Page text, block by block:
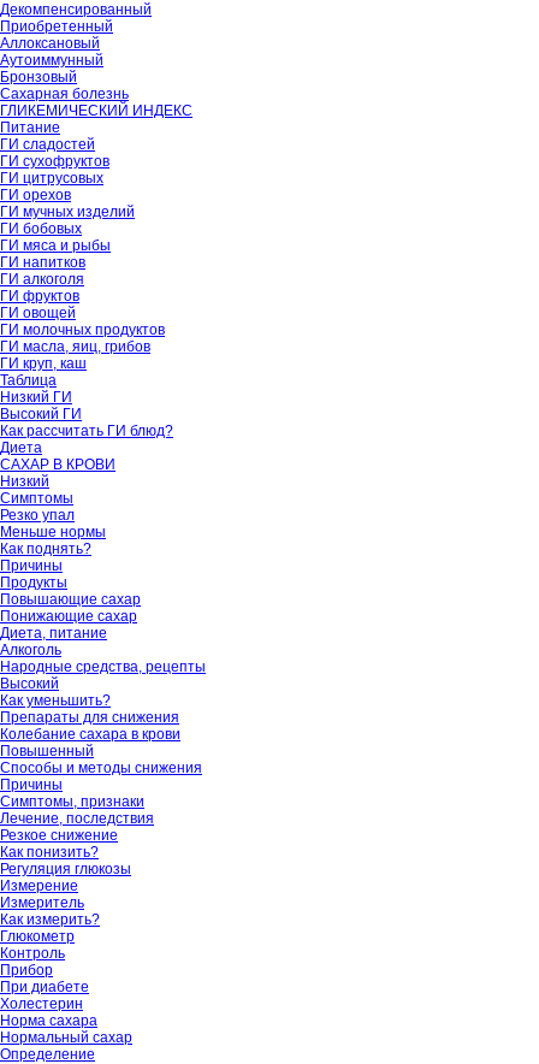
Декомпенсированный
Приобретенный
Аллоксановый
Аутоиммунный
Бронзовый
Сахарная болезнь
ГЛИКЕМИЧЕСКИЙ ИНДЕКС
Питание
ГИ сладостей
ГИ сухофруктов
ГИ цитрусовых
ГИ орехов
ГИ мучных изделий
ГИ бобовых
ГИ мяса и рыбы
ГИ напитков
ГИ алкоголя
ГИ фруктов
ГИ овощей
ГИ молочных продуктов
ГИ масла, яиц, грибов
ГИ круп, каш
Таблица
Низкий ГИ
Высокий ГИ
Как рассчитать ГИ блюд?
Диета
САХАР В КРОВИ
Низкий
Симптомы
Резко упал
Меньше нормы
Как поднять?
Причины
Продукты
Повышающие сахар
Понижающие сахар
Диета, питание
Алкоголь
Народные средства, рецепты
Высокий
Как уменьшить?
Препараты для снижения
Колебание сахара в крови
Повышенный
Способы и методы снижения
Причины
Симптомы, признаки
Лечение, последствия
Резкое снижение
Как понизить?
Регуляция глюкозы
Измерение
Измеритель
Как измерить?
Глюкометр
Контроль
Прибор
При диабете
Холестерин
Норма сахара
Нормальный сахар
Определение